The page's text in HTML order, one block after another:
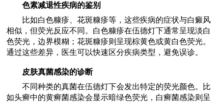
色素减退性疾病的鉴别
比如白色糠疹、花斑糠疹等，这些疾病的症状与白癜风
相似，但荧光反应不同。白色糠疹在伍德灯下通常呈现淡白
色荧光，边界模糊；花斑糠疹则呈现棕黄色或黄白色荧光。
通过这些差异，医生可以快速区分疾病类型，避免误诊。
皮肤真菌感染的诊断
不同种类的真菌在伍德灯下会发出特定的荧光颜色。比
如头癣中的黄癣菌感染会显示暗绿色荧光，白癣菌感染则呈